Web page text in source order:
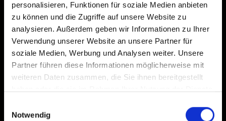
personalisieren, Funktionen für soziale Medien anbieten
zu können und die Zugriffe auf unsere Website zu
analysieren. Außerdem geben wir Informationen zu Ihrer
Verwendung unserer Website an unsere Partner für
soziale Medien, Werbung und Analysen weiter. Unsere
Partner führen diese Informationen möglicherweise mit
weiteren Daten zusammen, die Sie ihnen bereitgestellt
Notwendig
Bus- und